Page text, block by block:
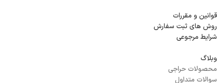
قوانین و مقررات
روش های ثبت سفارش
شرایط مرجوعی
وبلاگ
محصولات حراجی
سوالات متداول